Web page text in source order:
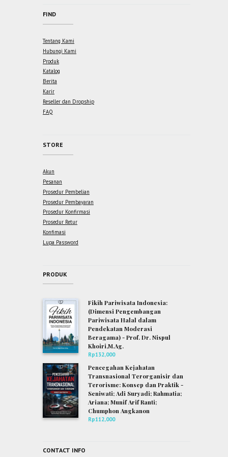
FIND
Tentang Kami
Hubungi Kami
Produk
Katalog
Berita
Karir
Reseller dan Dropship
FAQ
STORE
Akun
Pesanan
Prosedur Pembelian
Prosedur Pembayaran
Prosedur Konfirmasi
Prosedur Retur
Konfimasi
Lupa Password
PRODUK
Fikih Pariwisata Indonesia:
(Dimensi Pengembangan
Pariwisata Halal dalam
Pendekatan Moderasi
Beragama) - Prof. Dr. Nispul
Khoiri,M.Ag.
Rp132,000
Pencegahan Kejahatan
Transnasional Terorganisir dan
Terorisme: Konsep dan Praktik -
Seniwati; Adi Suryadi; Rahmatia;
Ariana; Munif Arif Ranti;
Chumphon Angkanon
Rp112,000
CONTACT INFO